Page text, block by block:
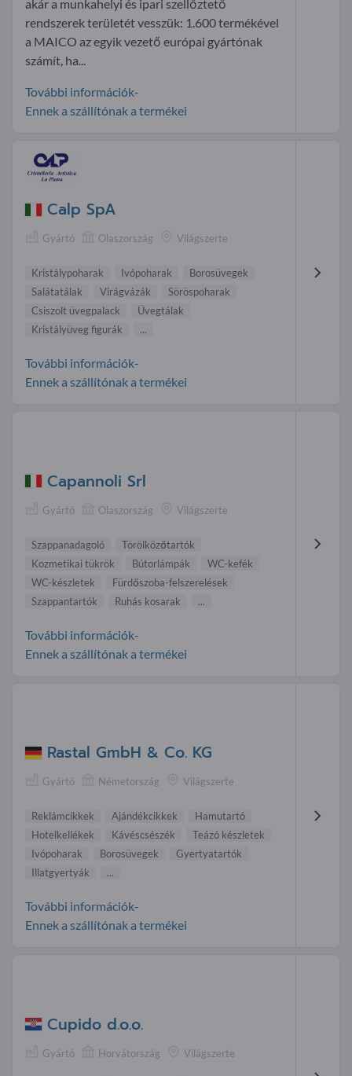
akár a munkahelyi és ipari szellőztető
rendszerek területét vesszük: 1.600 termékével
a MAICO az egyik vezető európai gyártónak
számít, ha...
További információk-
Ennek a szállítónak a termékei
Calp SpA
Gyártó Olaszország Világszerte
Kristálypoharak Ivópoharak
Borosüvegek
Salátatálak
Virágvázák
Söröspoharak
Csiszolt üvegpalack
Üvegtálak
Kristályüveg figurák
...
További információk-
Ennek a szállítónak a termékei
Capannoli Srl
Gyártó Olaszország Világszerte
Szappanadagoló
Törölközőtartók
Kozmetikai tükrök
Bútorlámpák
WC-kefék
WC-készletek
Fürdőszoba-felszerelések
Szappantartók
Ruhás kosarak ...
További információk-
Ennek a szállítónak a termékei
Rastal GmbH & Co. KG
Gyártó Németország Világszerte
Reklámcikkek Ajándékcikkek
Hamutartó
Hotelkellékek
Kávéscsészék
Teázó készletek
Ivópoharak
Borosüvegek
Gyertyatartók
Illatgyertyák
...
További információk-
Ennek a szállítónak a termékei
Cupido d.o.o.
Gyártó Horvátország Világszerte